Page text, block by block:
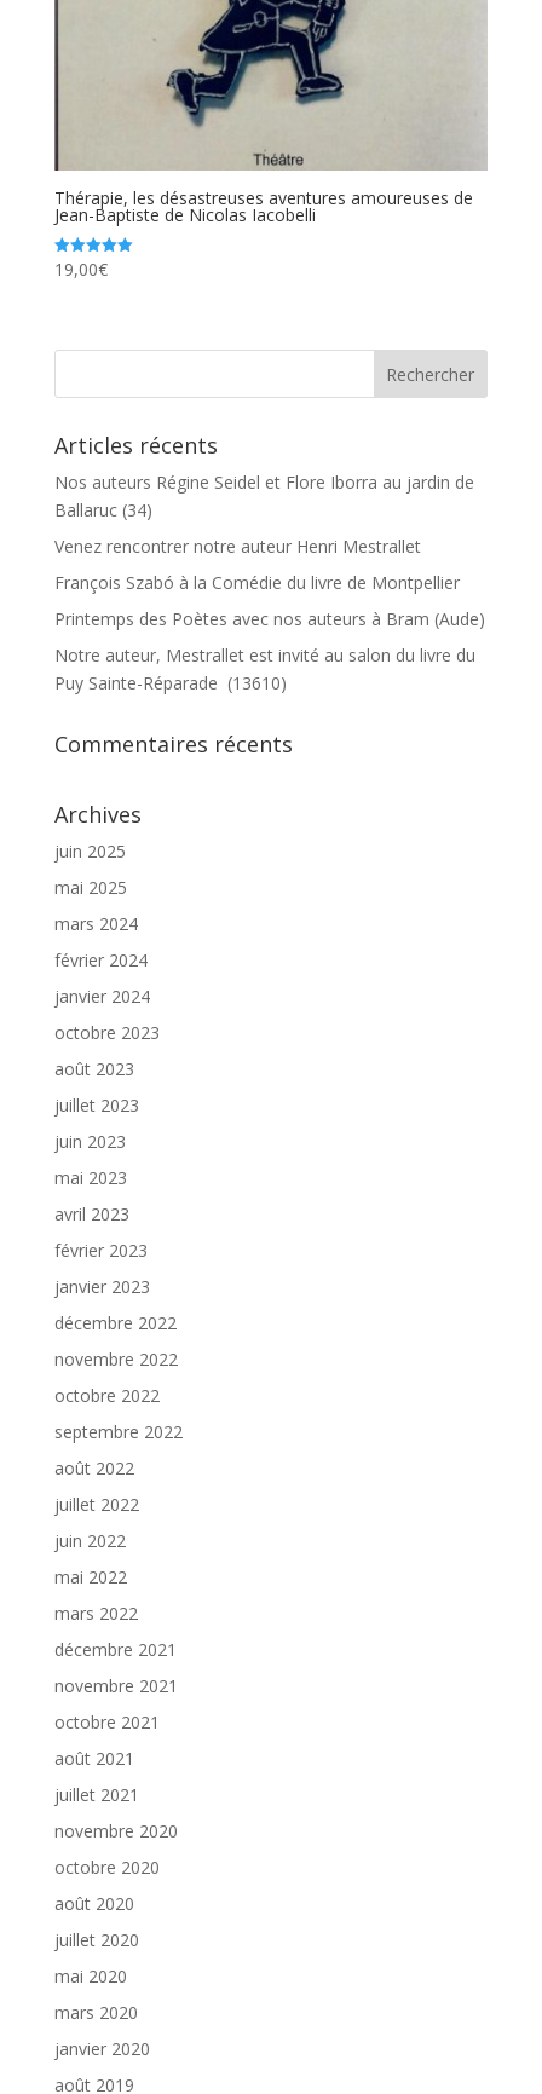
Thérapie, les désastreuses aventures amoureuses de
Jean-Baptiste de Nicolas Iacobelli
Note
5.00
19,00€
Articles récents
Nos auteurs Régine Seidel et Flore Iborra au jardin de
Ballaruc (34)
Venez rencontrer notre auteur Henri Mestrallet
François Szabó à la Comédie du livre de Montpellier
Printemps des Poètes avec nos auteurs à Bram (Aude)
Notre auteur, Mestrallet est invité au salon du livre du
Puy Sainte-Réparade (13610)
Commentaires récents
Archives
juin 2025
mai 2025
mars 2024
février 2024
janvier 2024
octobre 2023
août 2023
juillet 2023
juin 2023
mai 2023
avril 2023
février 2023
janvier 2023
décembre 2022
novembre 2022
octobre 2022
septembre 2022
août 2022
juillet 2022
juin 2022
mai 2022
mars 2022
décembre 2021
novembre 2021
octobre 2021
août 2021
juillet 2021
novembre 2020
octobre 2020
août 2020
juillet 2020
mai 2020
mars 2020
janvier 2020
août 2019